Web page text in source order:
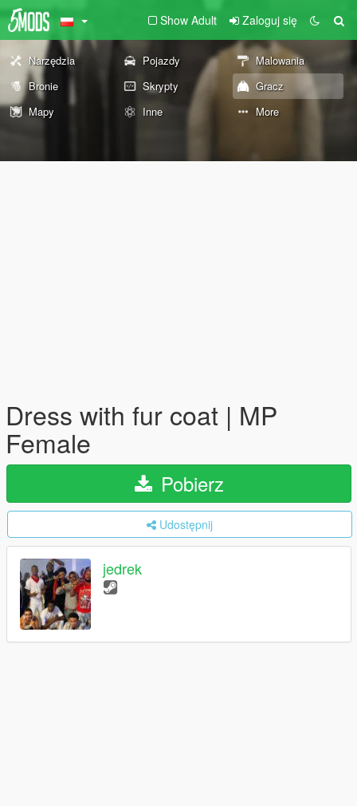
Show Adult Zaloguj się
Narzędzia Pojazdy
Malowania
Bronie
Skrypty
Gracz
Mapy
Inne More
Dress with fur coat | MP
Female
Pobierz
Udostępnij
jedrek